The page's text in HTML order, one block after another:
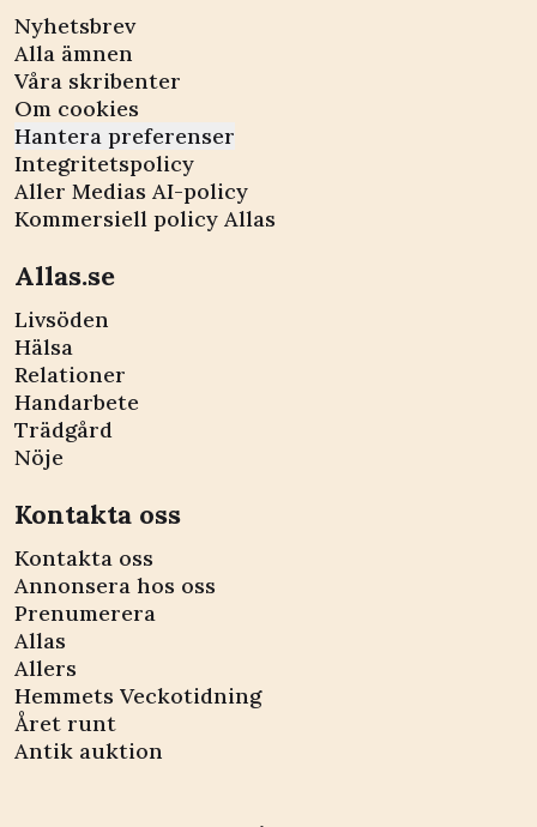
Nyhetsbrev
Alla ämnen
Våra skribenter
Om cookies
Hantera preferenser
Integritetspolicy
Aller Medias AI-policy
Kommersiell policy Allas
Allas.se
Livsöden
Hälsa
Relationer
Handarbete
Trädgård
Nöje
Kontakta oss
Kontakta oss
Annonsera hos oss
Prenumerera
Allas
Allers
Hemmets Veckotidning
Året runt
Antik auktion